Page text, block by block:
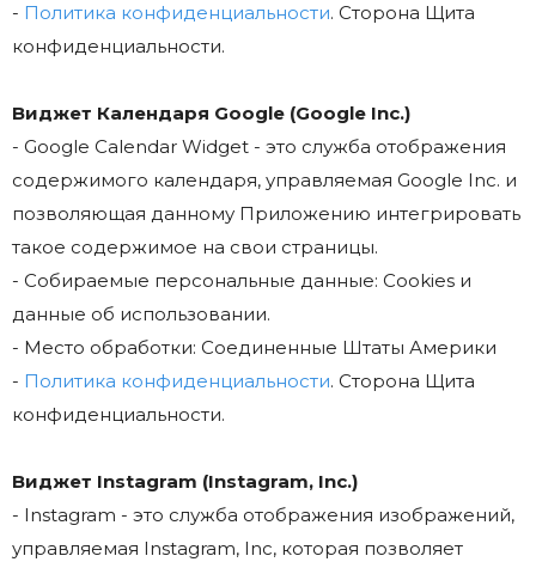
- Политика конфиденциальности. Сторона Щита
конфиденциальности.
Виджет Календаря Google (Google Inc.)
- Google Calendar Widget - это служба отображения
содержимого календаря, управляемая Google Inc. и
позволяющая данному Приложению интегрировать
такое содержимое на свои страницы.
- Собираемые персональные данные: Cookies и
данные об использовании.
- Место обработки: Соединенные Штаты Америки
- Политика конфиденциальности. Сторона Щита
конфиденциальности.
Виджет Instagram (Instagram, Inc.)
- Instagram - это служба отображения изображений,
управляемая Instagram, Inc, которая позволяет